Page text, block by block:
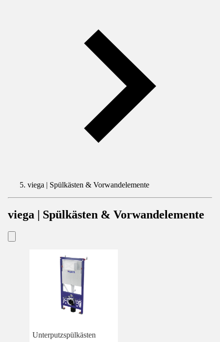
viega | Spülkästen & Vorwandelemente
viega | Spülkästen & Vorwandelemente
Unterputzspülkästen